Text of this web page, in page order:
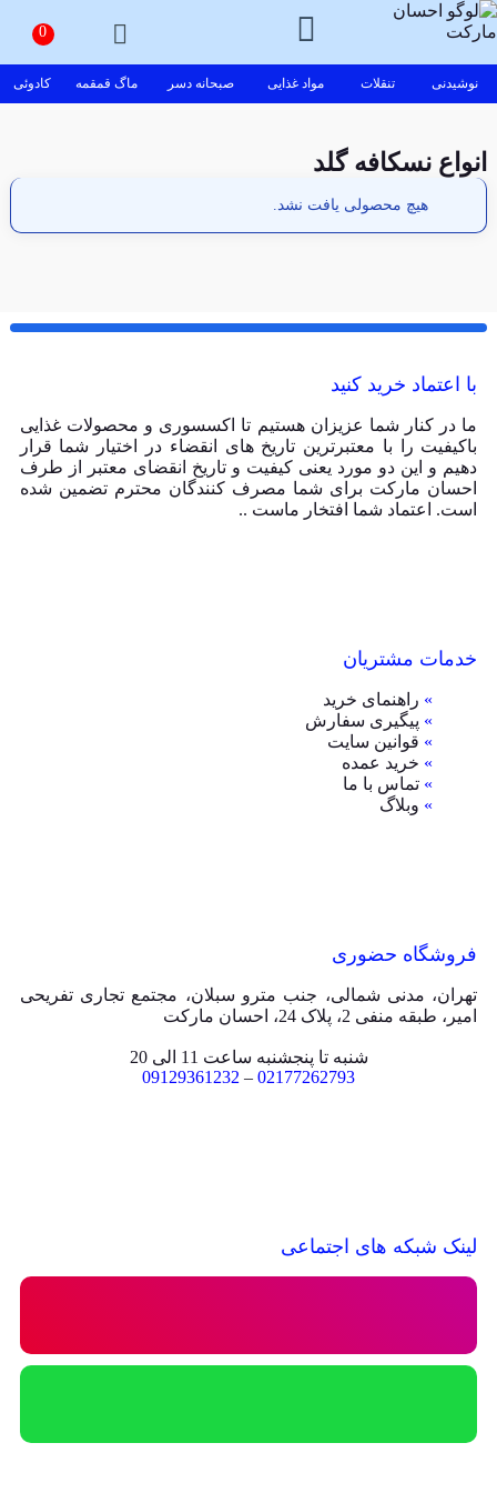
نوشیدنی تنقلات مواد غذایی صبحانه دسر ماگ قمقمه کادوئی
انواع نسکافه گلد
هیچ محصولی یافت نشد.
با اعتماد خرید کنید
ما در کنار شما عزیزان هستیم تا اکسسوری و محصولات غذایی
باکیفیت را با معتبرترین تاریخ های انقضاء در اختیار شما قرار
دهیم و این دو مورد یعنی کیفیت و تاریخ انقضای معتبر از طرف
احسان مارکت برای شما مصرف کنندگان محترم تضمین شده
است. اعتماد شما افتخار ماست ..
خدمات مشتریان
» راهنمای خرید
» پیگیری سفارش
» قوانین سایت
» خرید عمده
» تماس با ما
» وبلاگ
فروشگاه حضوری
تهران، مدنی شمالی، جنب مترو سبلان، مجتمع تجاری تفریحی
امیر، طبقه منفی 2، پلاک 24، احسان مارکت
شنبه تا پنجشنبه ساعت 11 الی 20
02177262793
–
09129361232
لینک شبکه های اجتماعی